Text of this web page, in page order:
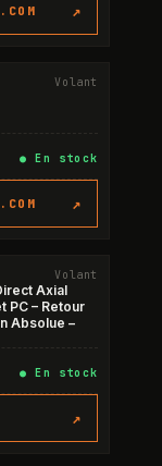
↗
Volant
●En stock
↗
Volant
Axial
PC – Retour
Absolue –
●En stock
↗